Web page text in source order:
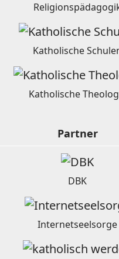
Katholische
Katholische
Partner
DBK
Internetseelsorge